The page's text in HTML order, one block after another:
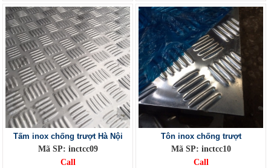
Tấm inox chống trượt Hà Nội
Mã SP: inctcc09
Call
Tôn inox chống trượt
Mã SP: inctcc10
Call